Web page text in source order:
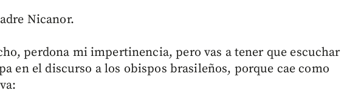
Nicanor.
perdona mi impertinencia, pero vas a tener que escuchar
en el discurso a los obispos brasileños, porque cae como